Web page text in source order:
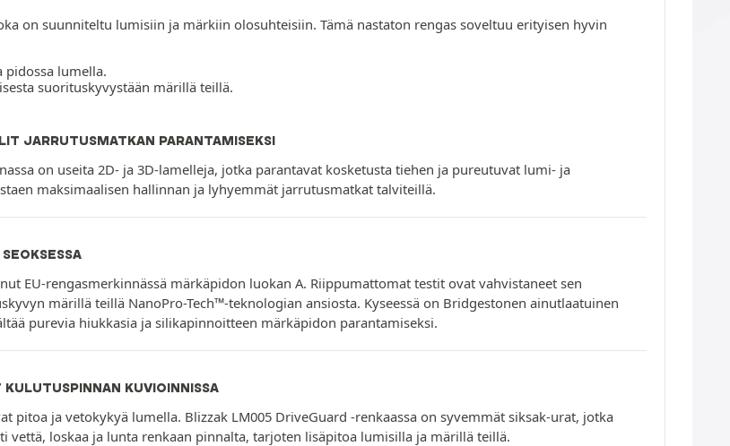
on suunniteltu lumisiin ja märkiin olosuhteisiin. Tämä nastaton rengas soveltuu erityisen hyvin
pidossa lumella.
suorituskyvystään märillä teillä.
JARRUTUSMATKAN PARANTAMISEKSI
on useita 2D- ja 3D-lamelleja, jotka parantavat kosketusta tiehen ja pureutuvat lumi- ja
maksimaalisen hallinnan ja lyhyemmät jarrutusmatkat talviteillä.
EU-rengasmerkinnässä märkäpidon luokan A. Riippumattomat testit ovat vahvistaneet sen
märillä teillä NanoPro-Tech™-teknologian ansiosta. Kyseessä on Bridgestonen ainutlaatuinen
purevia hiukkasia ja silikapinnoitteen märkäpidon parantamiseksi.
KUVIOINNISSA
pitoa ja vetokykyä lumella. Blizzak LM005 DriveGuard -renkaassa on syvemmät siksak-urat, jotka
vettä, loskaa ja lunta renkaan pinnalta, tarjoten lisäpitoa lumisilla ja märillä teillä.